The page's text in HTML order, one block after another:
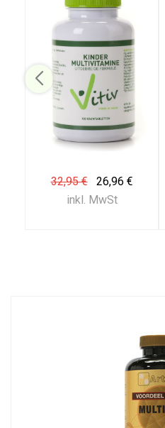
32,95 €
26,96 €
inkl. MwSt